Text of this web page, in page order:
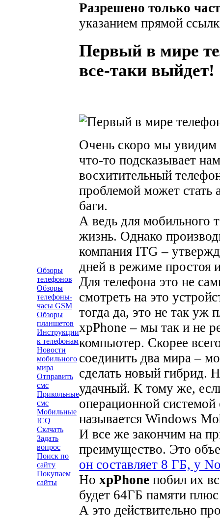
Обзоры
телефонов
Обзоры
телефоны-
часы GSM
Обзоры
планшетов
Инструкции
к телефонам
Новости
мобильного
мира
Отправить
смс
Прикольные
смс
Мобильные
ICQ
Скачать
Задать
вопрос
Поиск по
сайту
Покупаем
сайты
Разрешено только
указанием прямой
Первый в мире
все-таки выйдет!
Очень скоро мы увидим
что-то подсказывает
восхитительный
проблемой может стать
баги.
А ведь для мобильного
жизнь. Однако
компания ITG –
дней в режиме простоя
Для телефона это не
смотреть на это
тогда да, это не так уж
xpPhone – мы так и не
компьютер. Скорее
соединить два мира –
сделать новый гибрид.
удачный. К тому же,
операционной
называется Windows
И все же закончим на
преимущество. Это
он составляет 8 ГБ, у
Но xpPhone побил их
будет 64ГБ памяти
А это действительно